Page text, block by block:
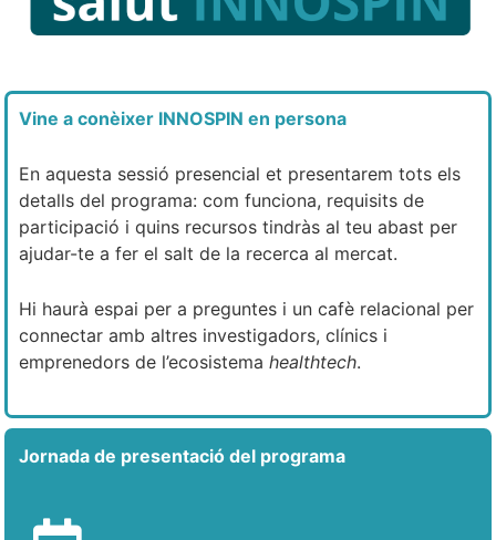
Vine a conèixer INNOSPIN en persona
En aquesta sessió presencial et presentarem tots els
detalls del programa: com funciona, requisits de
participació i quins recursos tindràs al teu abast per
ajudar-te a fer el salt de la recerca al mercat.
Hi haurà espai per a preguntes i un cafè relacional per
connectar amb altres investigadors, clínics i
emprenedors de l’ecosistema healthtech.
Jornada de presentació del programa